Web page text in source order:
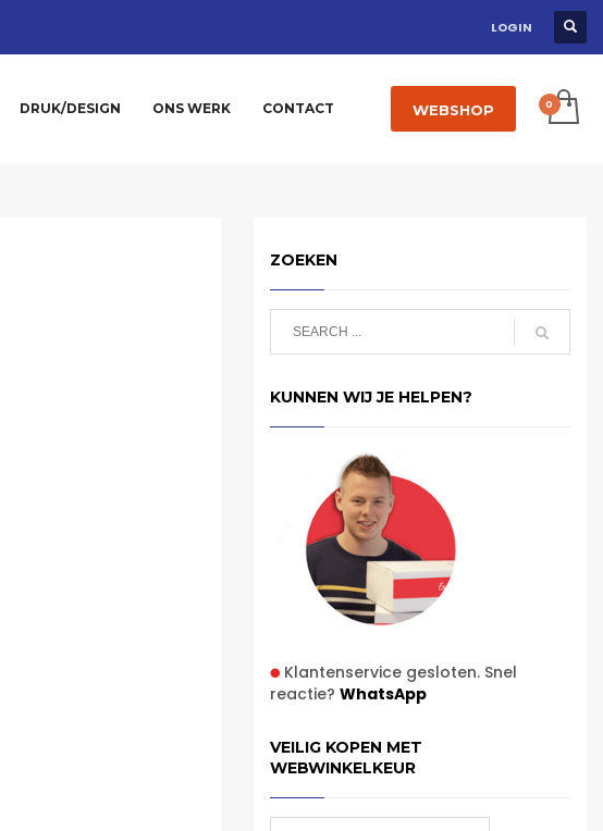
LOGIN
DRUK/DESIGN ONS WERK CONTACT WEBSHOP
ZOEKEN
KUNNEN WIJ JE HELPEN?
Klantenservice gesloten. Snel
reactie? WhatsApp
VEILIG KOPEN MET
WEBWINKELKEUR